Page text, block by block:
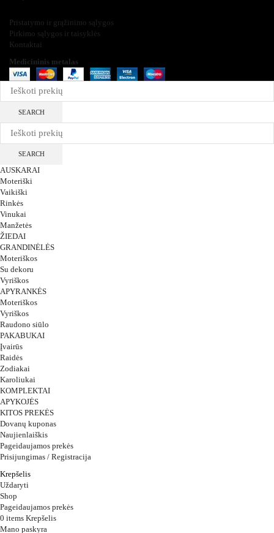
Pristatymo ir grąžinimo sąlygos
Pirkimo sąlygos ir taisyklės
Kontaktai
Medicininis metalas
SEARCH
SEARCH
AUSKARAI
Moteriški
Vaikiški
Rinkės
Vinukai
Manžetės
ŽIEDAI
GRANDINĖLĖS
Moteriškos
Su dekoru
Vyriškos
APYRANKĖS
Moteriškos
Vyriškos
Raudono siūlo
PAKABUKAI
Įvairūs
Raidės
Zodiakai
Karoliukai
KOMPLEKTAI
APYKOJĖS
KITOS PREKĖS
Dovanų kuponas
Naujienlaiškis
Pageidaujamos prekės
Prisijungimas / Registracija
Krepšelis
Uždaryti
Shop
Pageidaujamos prekės
0 items Krepšelis
Mano paskyra